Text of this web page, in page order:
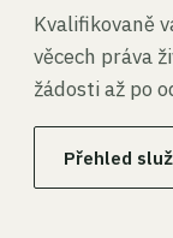
Kvalifikovaně
věcech práva
žádosti až po
Přehled